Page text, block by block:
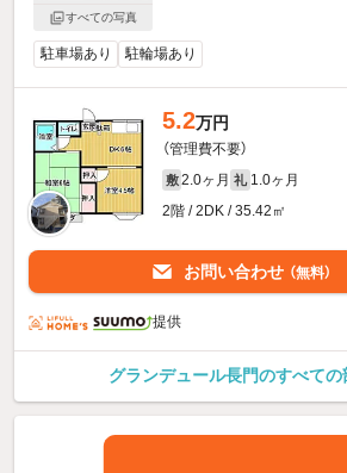
すべての写真
駐車場あり 駐輪場あり
5.2万円
（管理費不要）
敷 2.0ヶ月 礼 1.0ヶ月
2階 / 2DK / 35.42㎡
お問い合わせ （無料）
提供
グランデュール長門のすべての